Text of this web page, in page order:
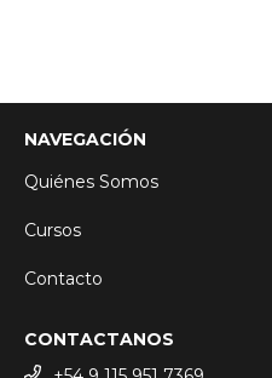
NAVEGACIÓN
Quiénes Somos
Cursos
Contacto
CONTACTANOS